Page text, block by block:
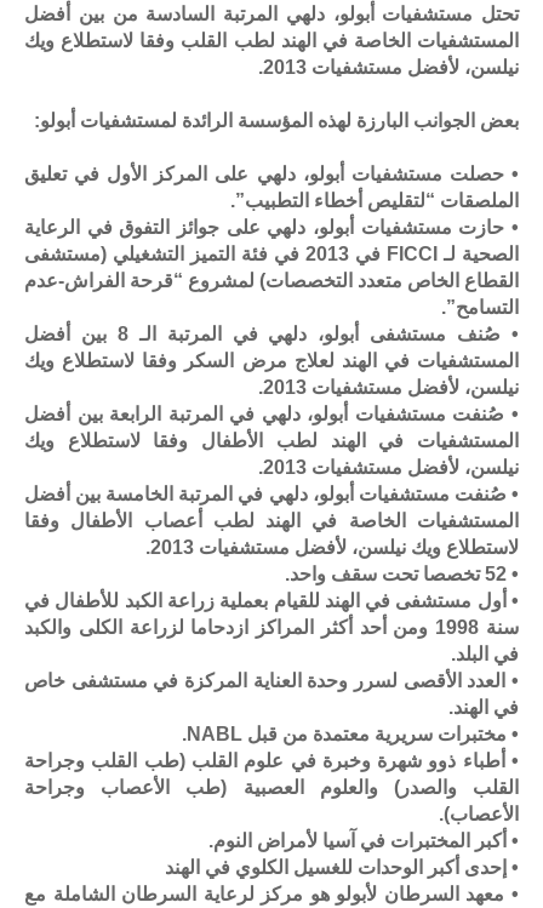
تحتل مستشفيات أبولو، دلهي المرتبة السادسة من بين أفضل
المستشفيات الخاصة في الهند لطب القلب وفقا لاستطلاع ويك
نيلسن، لأفضل مستشفيات 2013.
بعض الجوانب البارزة لهذه المؤسسة الرائدة لمستشفيات أبولو:
• حصلت مستشفيات أبولو، دلهي على المركز الأول في تعليق
الملصقات “لتقليص أخطاء التطبيب”.
• حازت مستشفيات أبولو، دلهي على جوائز التفوق في الرعاية
الصحية لـ FICCI في 2013 في فئة التميز التشغيلي (مستشفى
القطاع الخاص متعدد التخصصات) لمشروع “قرحة الفراش-عدم
التسامح”.
• صُنف مستشفى أبولو، دلهي في المرتبة الـ 8 بين أفضل
المستشفيات في الهند لعلاج مرض السكر وفقا لاستطلاع ويك
نيلسن، لأفضل مستشفيات 2013.
• صُنفت مستشفيات أبولو، دلهي في المرتبة الرابعة بين أفضل
المستشفيات في الهند لطب الأطفال وفقا لاستطلاع ويك
نيلسن، لأفضل مستشفيات 2013.
• صُنفت مستشفيات أبولو، دلهي في المرتبة الخامسة بين أفضل
المستشفيات الخاصة في الهند لطب أعصاب الأطفال وفقا
لاستطلاع ويك نيلسن، لأفضل مستشفيات 2013.
• 52 تخصصا تحت سقف واحد.
• أول مستشفى في الهند للقيام بعملية زراعة الكبد للأطفال في
سنة 1998 ومن أحد أكثر المراكز ازدحاما لزراعة الكلى والكبد
في البلد.
• العدد الأقصى لسرر وحدة العناية المركزة في مستشفى خاص
في الهند.
• مختبرات سريرية معتمدة من قبل NABL.
• أطباء ذوو شهرة وخبرة في علوم القلب (طب القلب وجراحة
القلب والصدر) والعلوم العصبية (طب الأعصاب وجراحة
الأعصاب).
• أكبر المختبرات في آسيا لأمراض النوم.
• إحدى أكبر الوحدات للغسيل الكلوي في الهند
• معهد السرطان لأبولو هو مركز لرعاية السرطان الشاملة مع